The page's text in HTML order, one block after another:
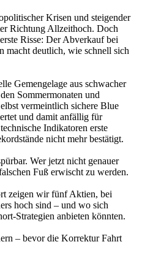
Krisen und steigender
Richtung Allzeithoch. Doch
Risse: Der Abverkauf bei
deutlich, wie schnell sich
Gemengelage aus schwacher
Sommermonaten und
vermeintlich sichere Blue
und damit anfällig für
Indikatoren erste
nicht mehr bestätigt.
Wer jetzt nicht genauer
Fuß erwischt zu werden.
zeigen wir fünf Aktien, bei
hoch sind – und wo sich
Strategien anbieten könnten.
– bevor die Korrektur Fahrt